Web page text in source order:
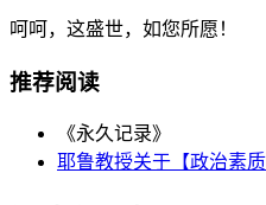
呵呵，这盛世，如您所愿！
推荐阅读
《永久记录》
耶鲁教授关于【政治素